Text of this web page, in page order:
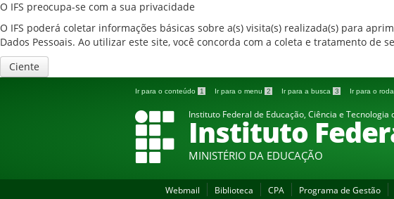
O IFS preocupa-se com a sua privacidade
O IFS poderá coletar informações básicas sobre a(s) visita(s) realizada(s) para
Dados Pessoais. Ao utilizar este site, você concorda com a coleta e tratamento de
Ciente
Ir para o conteúdo 1 Ir para o menu 2 Ir para a busca 3 Ir para o
Instituto Federal de Educação, Ciência e Tecnologia
Instituto
MINISTÉRIO DA EDUCAÇÃO
Webmail Biblioteca CPA Programa de Gestão